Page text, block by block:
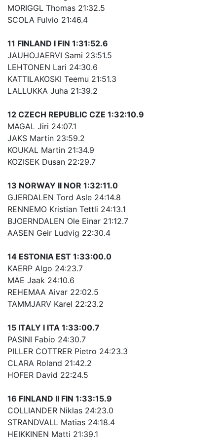
MORIGGL Thomas 21:32.5
SCOLA Fulvio 21:46.4
11 FINLAND I FIN 1:31:52.6
JAUHOJAERVI Sami 23:51.5
LEHTONEN Lari 24:30.6
KATTILAKOSKI Teemu 21:51.3
LALLUKKA Juha 21:39.2
12 CZECH REPUBLIC CZE 1:32:10.9
MAGAL Jiri 24:07.1
JAKS Martin 23:59.2
KOUKAL Martin 21:34.9
KOZISEK Dusan 22:29.7
13 NORWAY II NOR 1:32:11.0
GJERDALEN Tord Asle 24:14.8
RENNEMO Kristian Tettli 24:13.1
BJOERNDALEN Ole Einar 21:12.7
AASEN Geir Ludvig 22:30.4
14 ESTONIA EST 1:33:00.0
KAERP Algo 24:23.7
MAE Jaak 24:10.6
REHEMAA Aivar 22:02.5
TAMMJARV Karel 22:23.2
15 ITALY I ITA 1:33:00.7
PASINI Fabio 24:30.7
PILLER COTTRER Pietro 24:23.3
CLARA Roland 21:42.2
HOFER David 22:24.5
16 FINLAND II FIN 1:33:15.9
COLLIANDER Niklas 24:23.0
STRANDVALL Matias 24:18.4
HEIKKINEN Matti 21:39.1